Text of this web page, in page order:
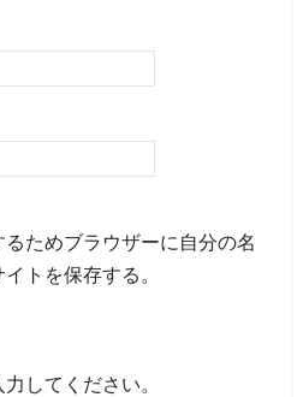
ためブラウザーに自分の名
トを保存する。
してください。